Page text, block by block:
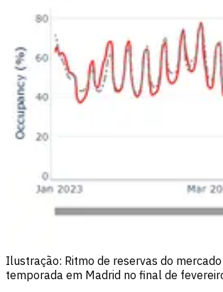
Ilustração: Ritmo de reservas do
temporada em Madrid no final de